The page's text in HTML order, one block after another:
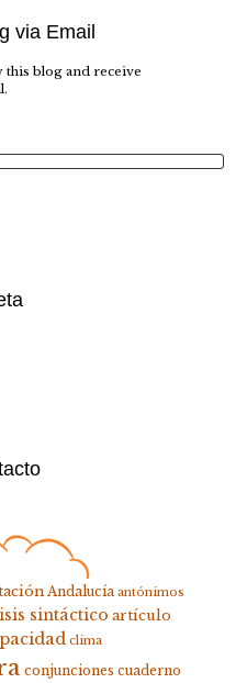
via Email
this blog and receive
Andalucía antónimos
sintáctico artículo
clima
conjunciones cuaderno